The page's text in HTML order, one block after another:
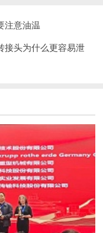
注意油温
接头为什么更容易泄